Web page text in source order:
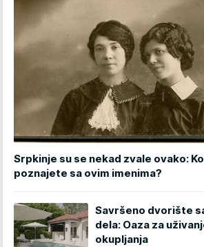
Srpkinje su se nekad zvale ovako:
poznajete sa ovim imenima?
Savršeno dvorište
dela: Oaza za
okupljanja